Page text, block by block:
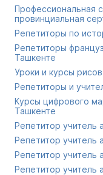
Профессиональная
провинциальная
Репетиторы по
Репетиторы
Ташкенте
Уроки и курсы
Репетиторы и
Курсы цифрового
Ташкенте
Репетитор учитель
Репетитор учитель
Репетитор учитель
Репетитор учитель